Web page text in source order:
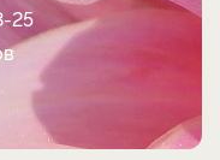
25